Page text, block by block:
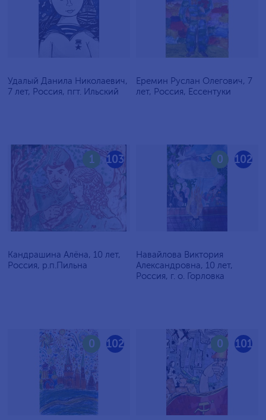
Удалый Данила Николаевич,
7 лет, Россия, пгт. Ильский
Еремин Руслан Олегович, 7
лет, Россия, Ессентуки
103
1
Кандрашина Алёна, 10 лет,
Россия, р.п.Пильна
102
0
Навайлова Виктория
Александровна, 10 лет,
Россия, г. о. Горловка
102
0 101
0